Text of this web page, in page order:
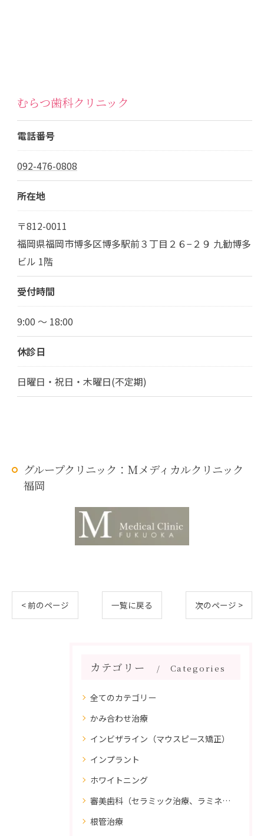
むらつ歯科クリニック
電話番号
092-476-0808
所在地
〒812-0011
福岡県福岡市博多区博多駅前３丁目２６−２９ 九勧博多
ビル 1階
受付時間
9:00 ～ 18:00
休診日
日曜日・祝日・木曜日(不定期)
グループクリニック：Mメディカルクリニック
福岡
< 前のページ 一覧に戻る 次のページ >
カテゴリー Categories
全てのカテゴリー
かみ合わせ治療
インビザライン（マウスピース矯正）
インプラント
ホワイトニング
審美歯科（セラミック治療、ラミネートべニア、ダイレクトボンディング）
根管治療